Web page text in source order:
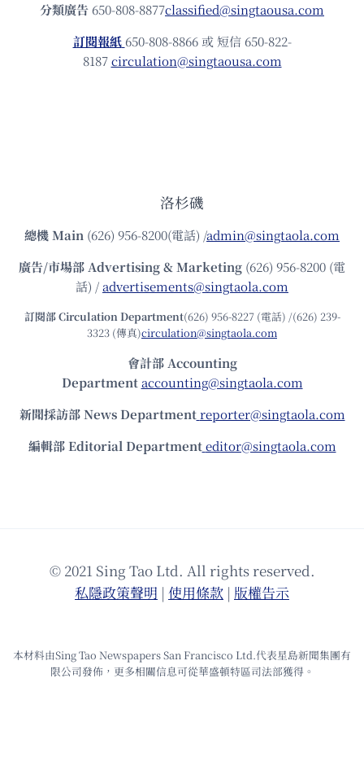
分類廣告 650-808-8877classified@singtaousa.com
訂閱報紙 650-808-8866 或 短信 650-822-
8187circulation@singtaousa.com
洛杉磯
總機Main (626) 956-8200(電話) /admin@singtaola.com
廣告/市場部Advertising & Marketing (626) 956-8200 (電
話) /advertisements@singtaola.com
訂閱部 Circulation Department(626) 956-8227 (電話) /(626) 239-
3323 (傳真)circulation@singtaola.com
會計部 Accounting
Department accounting@singtaola.com
新聞採訪部 News Department reporter@singtaola.com
編輯部 Editorial Department editor@singtaola.com
© 2021 Sing Tao Ltd. All rights reserved.
私隱政策聲明 | 使⽤條款 | 版權告⽰
本材料由Sing Tao Newspapers San Francisco Ltd.代表星島新聞集團有
限公司發佈，更多相關信息可從華盛頓特區司法部獲得。